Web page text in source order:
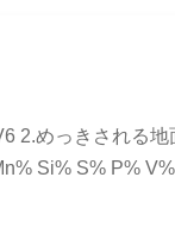
2.めっきされる地
Si% S% P%